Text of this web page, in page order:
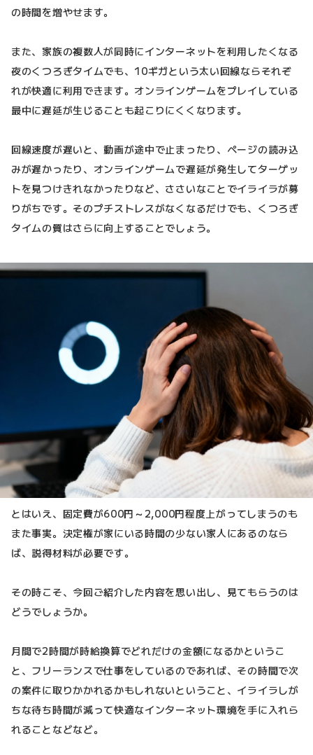
の時間を増やせます。
また、家族の複数人が同時にインターネットを利用したくなる
夜のくつろぎタイムでも、10ギガという太い回線ならそれぞ
れが快適に利用できます。オンラインゲームをプレイしている
最中に遅延が生じることも起こりにくくなります。
回線速度が遅いと、動画が途中で止まったり、ページの読み込
みが遅かったり、オンラインゲームで遅延が発生してターゲッ
トを見つけきれなかったりなど、ささいなことでイライラが募
りがちです。そのプチストレスがなくなるだけでも、くつろぎ
タイムの質はさらに向上することでしょう。
とはいえ、固定費が600円～2,000円程度上がってしまうのも
また事実。決定権が家にいる時間の少ない家人にあるのなら
ば、説得材料が必要です。
その時こそ、今回ご紹介した内容を思い出し、見てもらうのは
どうでしょうか。
月間で2時間が時給換算でどれだけの金額になるかというこ
と、フリーランスで仕事をしているのであれば、その時間で次
の案件に取りかかれるかもしれないということ、イライラしが
ちな待ち時間が減って快適なインターネット環境を手に入れら
れることなどなど。